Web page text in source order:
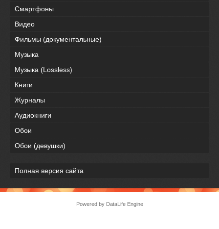
Смартфоны
Видео
Фильмы (документальные)
Музыка
Музыка (Lossless)
Книги
Журналы
Аудиокниги
Обои
Обои (девушки)
Полная версия сайта
Powered by DataLife Engine